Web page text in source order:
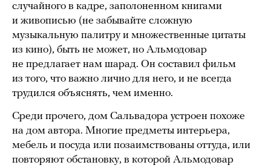
случайного в кадре, заполоненном книгами
и живописью (не забывайте сложную
музыкальную палитру и множественные цитаты
из кино), быть не может, но Альмодовар
не предлагает нам шарад. Он составил фильм
из того, что важно лично для него, и не всегда
трудился объяснять, чем именно.
Среди прочего, дом Сальвадора устроен похоже
на дом автора. Многие предметы интерьера,
мебель и посуда или позаимствованы оттуда, или
повторяют обстановку, в которой Альмодовар